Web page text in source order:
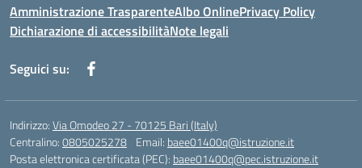
Amministrazione TrasparenteAlbo OnlinePrivacy Policy
Dichiarazione di accessibilitàNote legali
Seguici su:
Indirizzo:Via Omodeo 27 - 70125 Bari (Italy)
Centralino:0805025278 Email: baee01400q@istruzione.it
Posta elettronica certificata (PEC): baee01400q@pec.istruzione.it